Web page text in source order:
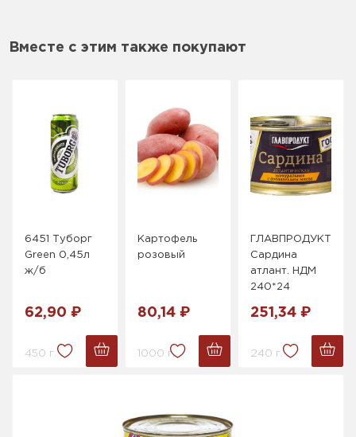
Вместе с этим также покупают
6451 Туборг
Green 0,45л
ж/б
62,90 ₽
450 г.
Картофель
розовый
80,14 ₽
1000 г.
ГЛАВПРОДУКТ
Сардина
атлант. НДМ
240*24
251,34 ₽
240 г.